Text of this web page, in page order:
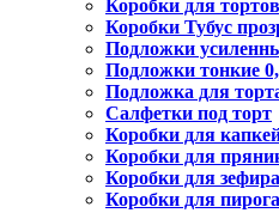
Коробки для
Коробки Тубус
Подложки
Подложки тонкие
Подложка для
Салфетки под торт
Коробки для
Коробки для
Коробки для
Коробки для пирога